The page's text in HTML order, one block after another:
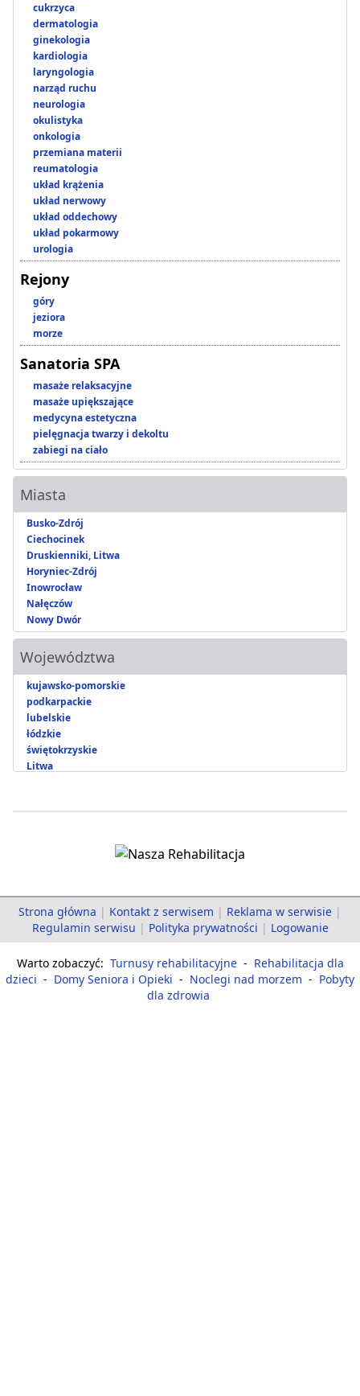
cukrzyca
dermatologia
ginekologia
kardiologia
laryngologia
narząd ruchu
neurologia
okulistyka
onkologia
przemiana materii
reumatologia
układ krążenia
układ nerwowy
układ oddechowy
układ pokarmowy
urologia
Rejony
góry
jeziora
morze
Sanatoria SPA
masaże relaksacyjne
masaże upiększające
medycyna estetyczna
pielęgnacja twarzy i dekoltu
zabiegi na ciało
Miasta
Busko-Zdrój
Ciechocinek
Druskienniki, Litwa
Horyniec-Zdrój
Inowrocław
Nałęczów
Nowy Dwór
Województwa
kujawsko-pomorskie
podkarpackie
lubelskie
łódzkie
świętokrzyskie
Litwa
Strona główna | Kontakt z serwisem | Reklama w serwisie |
Regulamin serwisu | Polityka prywatności | Logowanie
Warto zobaczyć: Turnusy rehabilitacyjne - Rehabilitacja dla
dzieci - Domy Seniora i Opieki - Noclegi nad morzem - Pobyty
dla zdrowia